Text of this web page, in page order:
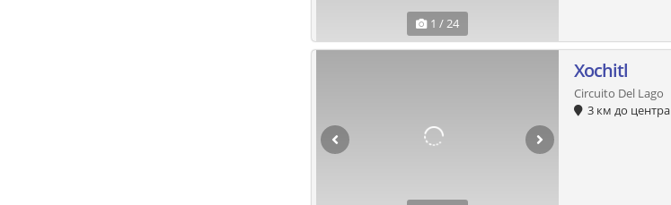
1 / 24
Xochitl
Circuito Del Lago
3 км до центра